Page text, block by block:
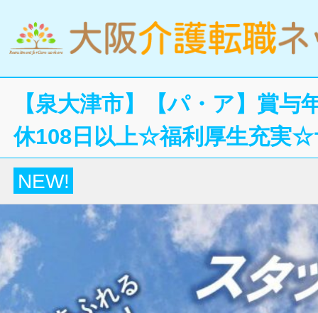
【泉大津市】【パ・ア】賞
休108日以上☆福利厚生充実☆
NEW!